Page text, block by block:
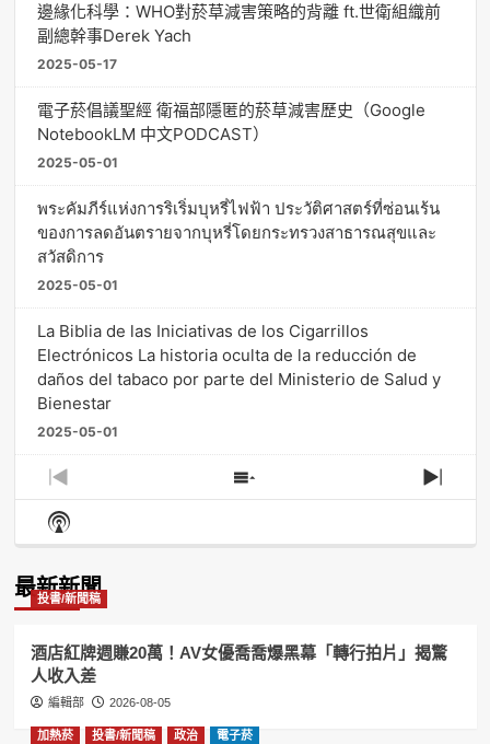
邊緣化科學：WHO對菸草減害策略的背離 ft.世衛組織前
副總幹事Derek Yach
2025-05-17
電子菸倡議聖經 衛福部隱匿的菸草減害歷史（Google
NotebookLM 中文PODCAST）
2025-05-01
พระคัมภีร์แห่งการริเริ่มบุหรี่ไฟฟ้า ประวัติศาสตร์ที่ซ่อนเร้น
ของการลดอันตรายจากบุหรี่โดยกระทรวงสาธารณสุขและ
สวัสดิการ
2025-05-01
La Biblia de las Iniciativas de los Cigarrillos
Electrónicos La historia oculta de la reducción de
daños del tabaco por parte del Ministerio de Salud y
Bienestar
2025-05-01
Previous
Episode
Show
Episodes
Next
Show
Podcast
最新新聞
投書/新聞稿
酒店紅牌週賺20萬！AV女優喬喬爆黑幕「轉行拍片」揭驚
人收入差
編輯部 2026-08-05
加熱菸 投書/新聞稿 政治 電子菸